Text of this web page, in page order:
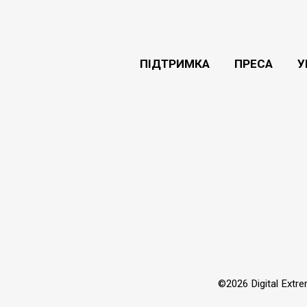
ПІДТРИМКА ПРЕСА
©2026 Digital